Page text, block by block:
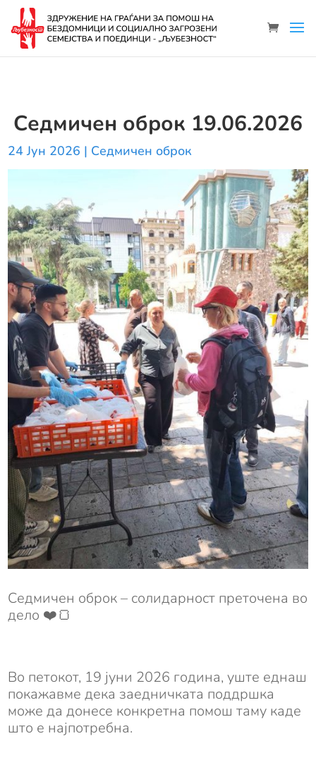
Седмичен оброк 19.06.2026
24 Јун 2026 | Седмичен оброк
Седмичен оброк – солидарност преточена во
дело ❤️🍞
Во петокот, 19 јуни 2026 година, уште еднаш
покажавме дека заедничката поддршка
може да донесе конкретна помош таму каде
што е најпотребна.